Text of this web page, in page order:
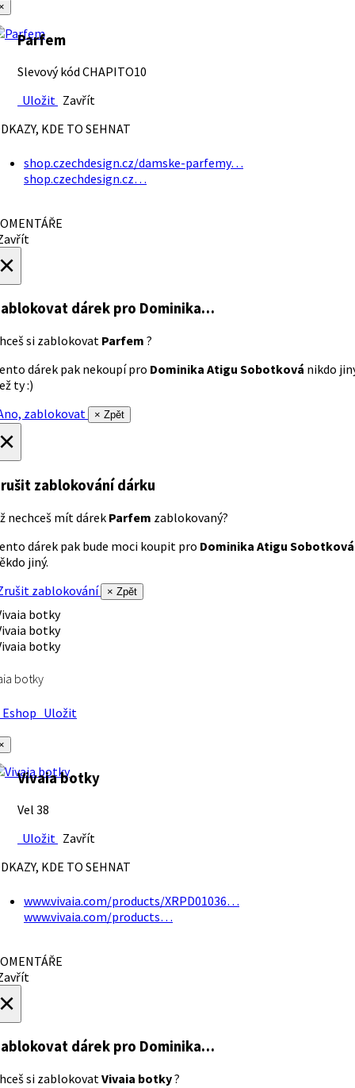
Parfem
Slevový kód CHAPITO10
Uložit Zavřít
KDE TO SEHNAT
shop.czechdesign.cz/damske-parfemy…
shop.czechdesign.cz…
dárek pro Dominika…
si zablokovat Parfem ?
dárek pak nekoupí pro Dominika Atigu Sobotková nikdo
ty :)
zablokovat
× Zpět
zablokování dárku
nechceš mít dárek Parfem zablokovaný?
dárek pak bude moci koupit pro Dominika Atigu Sobotková
jiný.
zablokování
× Zpět
botky
Uložit
Vivaia botky
Vel 38
Uložit Zavřít
KDE TO SEHNAT
www.vivaia.com/products/XRPD01036…
www.vivaia.com/products…
dárek pro Dominika…
si zablokovatVivaia botky?